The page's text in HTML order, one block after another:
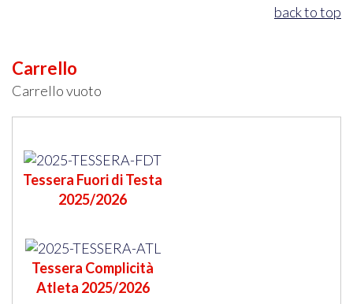
back to top
Carrello
Carrello vuoto
Tessera Fuori di Testa
2025/2026
Tessera Complicità
Atleta 2025/2026